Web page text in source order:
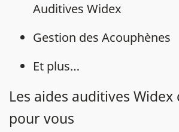
Auditives Widex
Gestion des Acouphènes
Et plus…
Les aides auditives Widex
pour vous